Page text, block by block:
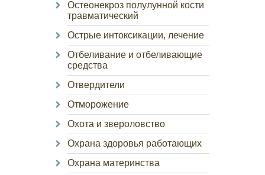
Остеонекроз полулунной кости
травматический
Острые интоксикации, лечение
Отбеливание и отбеливающие
средства
Отвердители
Отморожение
Охота и звероловство
Охрана здоровья работающих
Охрана материнства